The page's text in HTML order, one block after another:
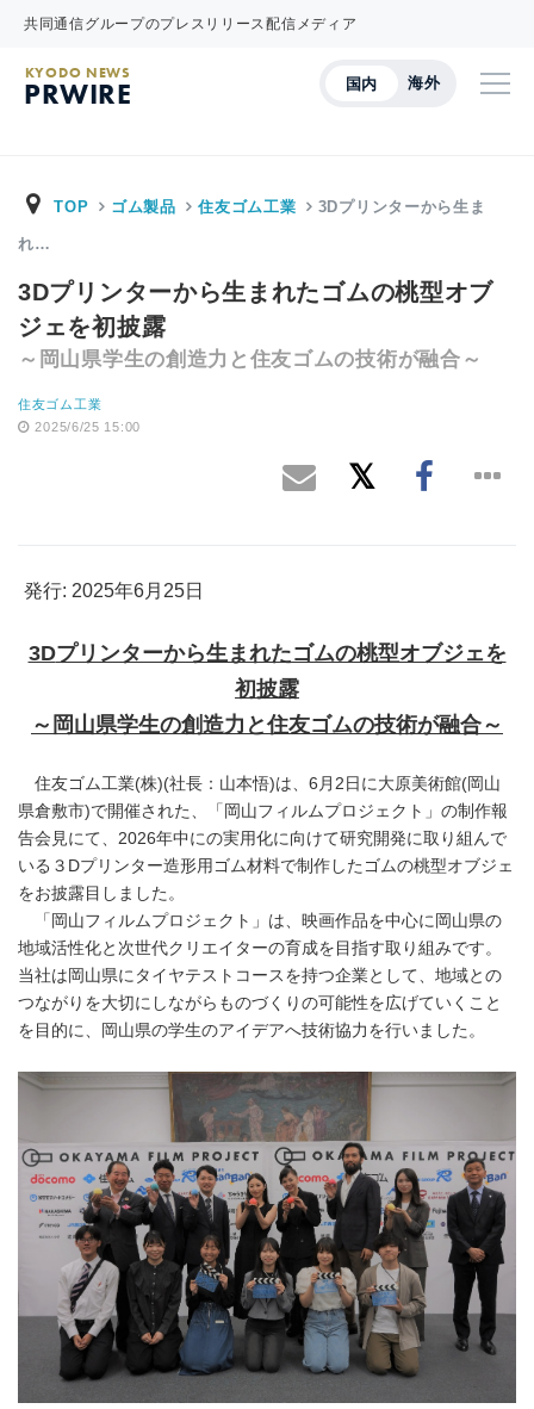
共同通信グループのプレスリリース配信メディア
国内 海外
KYODO NEWS
PRWIRE
TOP ゴム製品 住友ゴム工業 3Dプリンターから生ま
れ…
3Dプリンターから生まれたゴムの桃型オブ
ジェを初披露
～岡山県学生の創造力と住友ゴムの技術が融合～
住友ゴム工業
2025/6/25 15:00
発行: 2025年6月25日
3Dプリンターから生まれたゴムの桃型オブジェを
初披露
～岡山県学生の創造力と住友ゴムの技術が融合～
住友ゴム工業(株)(社長：山本悟)は、6月2日に大原美術館(岡山
県倉敷市)で開催された、「岡山フィルムプロジェクト」の制作報
告会見にて、2026年中にの実用化に向けて研究開発に取り組んで
いる３Dプリンター造形用ゴム材料で制作したゴムの桃型オブジェ
をお披露目しました。
「岡山フィルムプロジェクト」は、映画作品を中心に岡山県の
地域活性化と次世代クリエイターの育成を目指す取り組みです。
当社は岡山県にタイヤテストコースを持つ企業として、地域との
つながりを大切にしながらものづくりの可能性を広げていくこと
を目的に、岡山県の学生のアイデアへ技術協力を行いました。